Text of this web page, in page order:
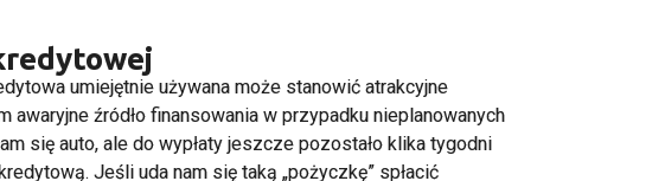
umiejętnie używana może stanowić atrakcyjne
źródło finansowania w przypadku nieplanowanych
się auto, ale do wypłaty jeszcze pozostało klika tygodni
Jeśli uda nam się taką „pożyczkę” spłacić